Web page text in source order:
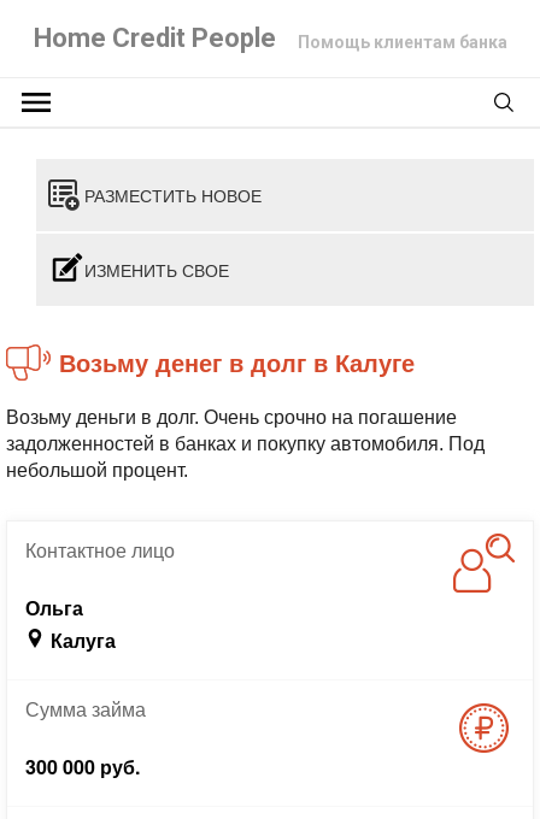
Home Credit People Помощь клиентам банка
РАЗМЕСТИТЬ НОВОЕ
ИЗМЕНИТЬ СВОЕ
Возьму денег в долг в Калуге
Возьму деньги в долг. Очень срочно на погашение
задолженностей в банках и покупку автомобиля. Под
небольшой процент.
Контактноелицо
Ольга
Калуга
Суммазайма
300 000 руб.